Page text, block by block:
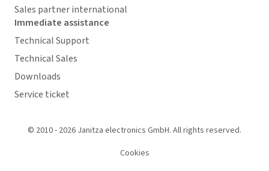
Sales partner international
Immediate assistance
Technical Support
Technical Sales
Downloads
Service ticket
© 2010 - 2026 Janitza electronics GmbH. All rights reserved.
Cookies